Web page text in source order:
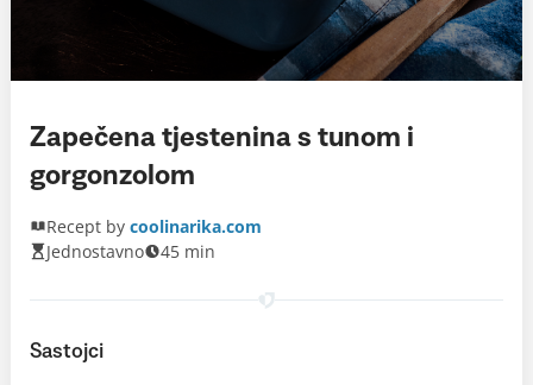
Zapečena tjestenina s tunom i
gorgonzolom
Recept by coolinarika.com
Jednostavno
45 min
Sastojci